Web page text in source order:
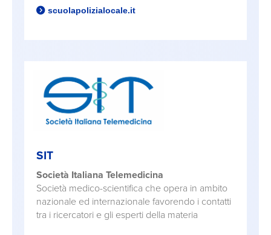
scuolapolizialocale.it
SIT
Società Italiana Telemedicina
Società medico-scientifica che opera in ambito
nazionale ed internazionale favorendo i contatti
tra i ricercatori e gli esperti della materia